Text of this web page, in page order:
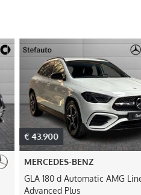
€ 43.900
MERCEDES-BENZ
GLA 180 d Automatic AMG
Advanced Plus